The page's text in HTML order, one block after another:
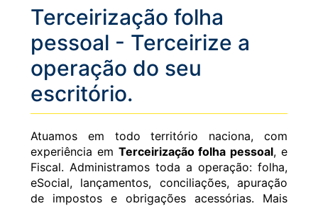
Terceirização folha
pessoal - Terceirize a
operação do seu
escritório.
Atuamos em todo território naciona, com
experiência em Terceirização folha pessoal, e
Fiscal. Administramos toda a operação: folha,
eSocial, lançamentos, conciliações, apuração
de impostos e obrigações acessórias. Mais